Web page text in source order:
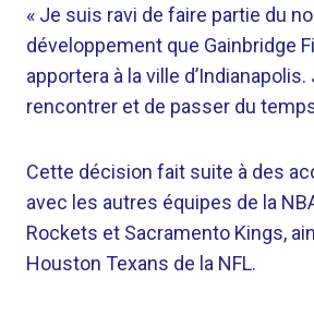
« Je suis ravi de faire partie du
développement que Gainbridge
apportera à la ville d’Indianapolis.
rencontrer et de passer du
Cette décision fait suite à des
avec les autres équipes de la
Rockets et Sacramento Kings,
Houston Texans de la NFL.